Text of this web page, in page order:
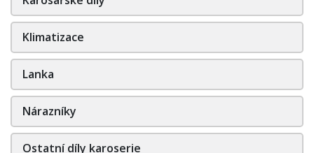
Klimatizace
Lanka
Nárazníky
Ostatní díly karoserie